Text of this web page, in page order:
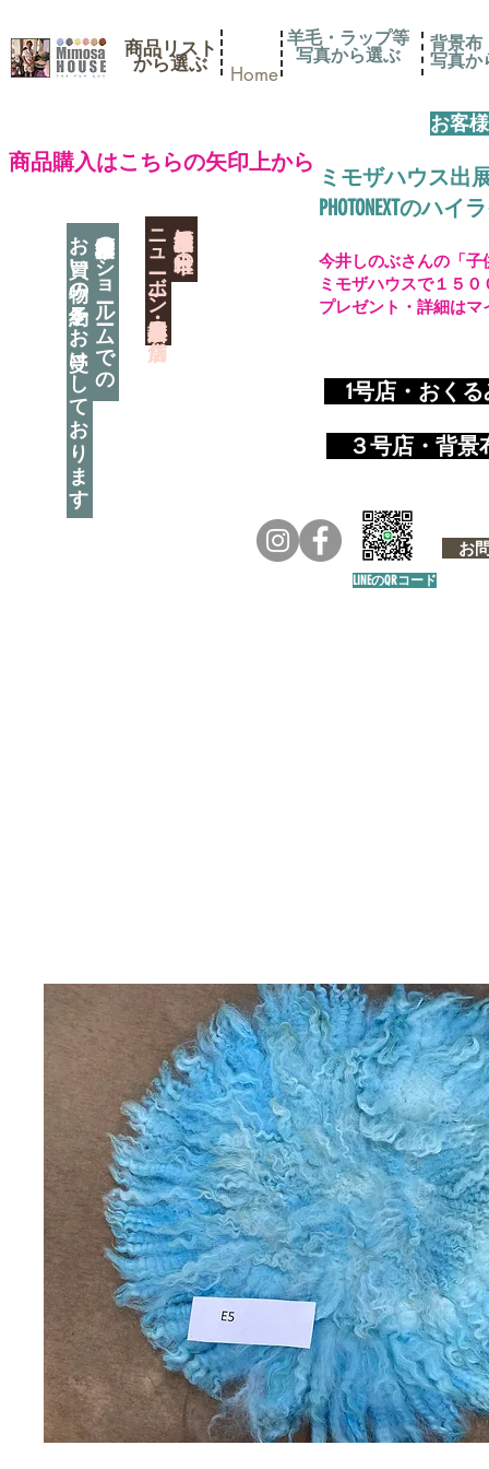
商品リスト
​から選ぶ Home
​商品購入はこちらの矢印上から
神奈川県相模原市に日本唯一の
​ニューボーン撮影用小道具店・３店舗
羊毛・ラップ等
写真から選ぶ
背景布
写真か
お客
ミモザハウス出
PHOTONEXTのハ
神奈川県相模原市のショールームでの
お買い物の予約をお受けしております 1号店・おく
​ ３号店・背
お
今井しのぶさんの「
ミモザハウスで１５
プレゼント・詳細は
LINEのQRコード